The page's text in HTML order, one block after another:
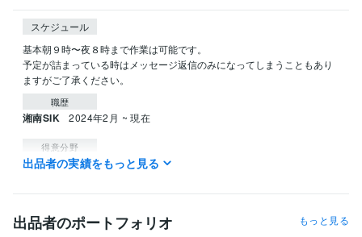
スケジュール
基本朝９時〜夜８時まで作業は可能です。
予定が詰まっている時はメッセージ返信のみになってしまうこともあり
ますがご了承ください。
職歴
湘南SIK 2024年2月 ~ 現在
得意分野
Web制作・HP作成・EC構築 Canvaを使った画像の作成
出品者の実績をもっと見る
出品者のポートフォリオ もっと見る